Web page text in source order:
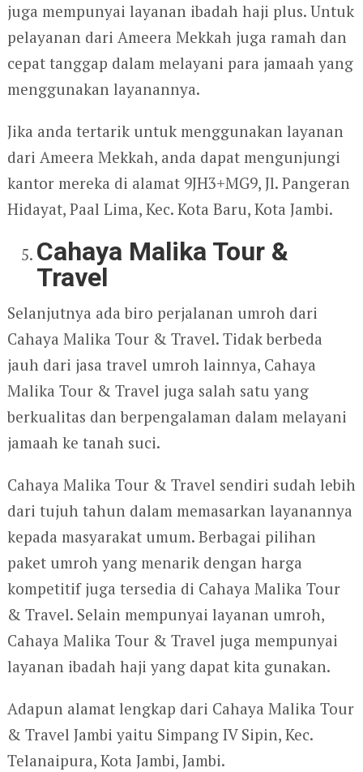
juga mempunyai layanan ibadah haji plus. Untuk
pelayanan dari Ameera Mekkah juga ramah dan
cepat tanggap dalam melayani para jamaah yang
menggunakan layanannya.
Jika anda tertarik untuk menggunakan layanan
dari Ameera Mekkah, anda dapat mengunjungi
kantor mereka di alamat 9JH3+MG9, Jl. Pangeran
Hidayat, Paal Lima, Kec. Kota Baru, Kota Jambi.
Cahaya Malika Tour &
Travel
Selanjutnya ada biro perjalanan umroh dari
Cahaya Malika Tour & Travel. Tidak berbeda
jauh dari jasa travel umroh lainnya, Cahaya
Malika Tour & Travel juga salah satu yang
berkualitas dan berpengalaman dalam melayani
jamaah ke tanah suci.
Cahaya Malika Tour & Travel sendiri sudah lebih
dari tujuh tahun dalam memasarkan layanannya
kepada masyarakat umum. Berbagai pilihan
paket umroh yang menarik dengan harga
kompetitif juga tersedia di Cahaya Malika Tour
& Travel. Selain mempunyai layanan umroh,
Cahaya Malika Tour & Travel juga mempunyai
layanan ibadah haji yang dapat kita gunakan.
Adapun alamat lengkap dari Cahaya Malika Tour
& Travel Jambi yaitu Simpang IV Sipin, Kec.
Telanaipura, Kota Jambi, Jambi.